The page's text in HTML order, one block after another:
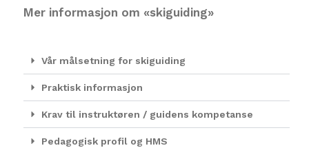
Mer informasjon om «skiguiding»
Vår målsetning for skiguiding
Praktisk informasjon
Krav til instruktøren / guidens kompetanse
Pedagogisk profil og HMS